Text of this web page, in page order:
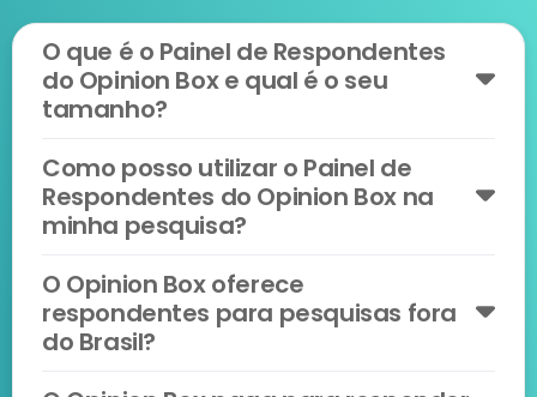
O que é o Painel de Respondentes
do Opinion Box e qual é o seu
tamanho?
Como posso utilizar o Painel de
Respondentes do Opinion Box na
minha pesquisa?
O Opinion Box oferece
respondentes para pesquisas fora
do Brasil?